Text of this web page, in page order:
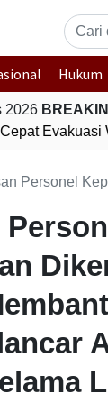
Hukum
2026
Evakuasi
Kepolisian Dikerahkan Dalam Membantu